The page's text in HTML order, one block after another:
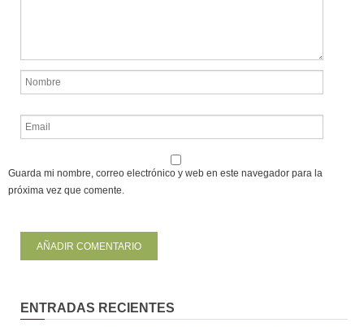
Guarda mi nombre, correo electrónico y web en este navegador para la
próxima vez que comente.
ENTRADAS RECIENTES